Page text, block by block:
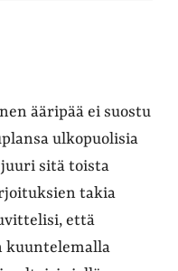
ääripää ei suostu
ulkopuolisia
sitä toista
takia
että
kuuntelemalla